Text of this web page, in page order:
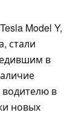
Model Y,
стали
в
в
новых